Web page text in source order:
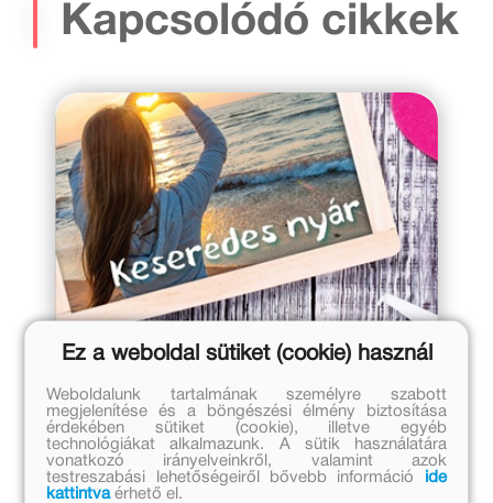
Kapcsolódó cikkek
2019. november 18.
Huchton: Keserédes nyár
Szerelmes, nyári munkás,
megbocsátásért küzdős.
Ez a weboldal sütiket (cookie) használ
Weboldalunk tartalmának személyre szabott
megjelenítése és a böngészési élmény biztosítása
érdekében sütiket (cookie), illetve egyéb
technológiákat alkalmazunk. A sütik használatára
vonatkozó irányelveinkről, valamint azok
testreszabási lehetőségeiről bővebb információ
ide
kattintvaérhető el.